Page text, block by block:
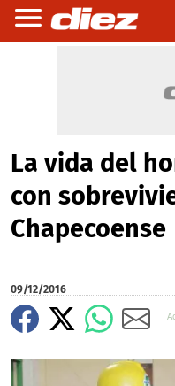
La vida del
con
Chapecoense
09/12/2016